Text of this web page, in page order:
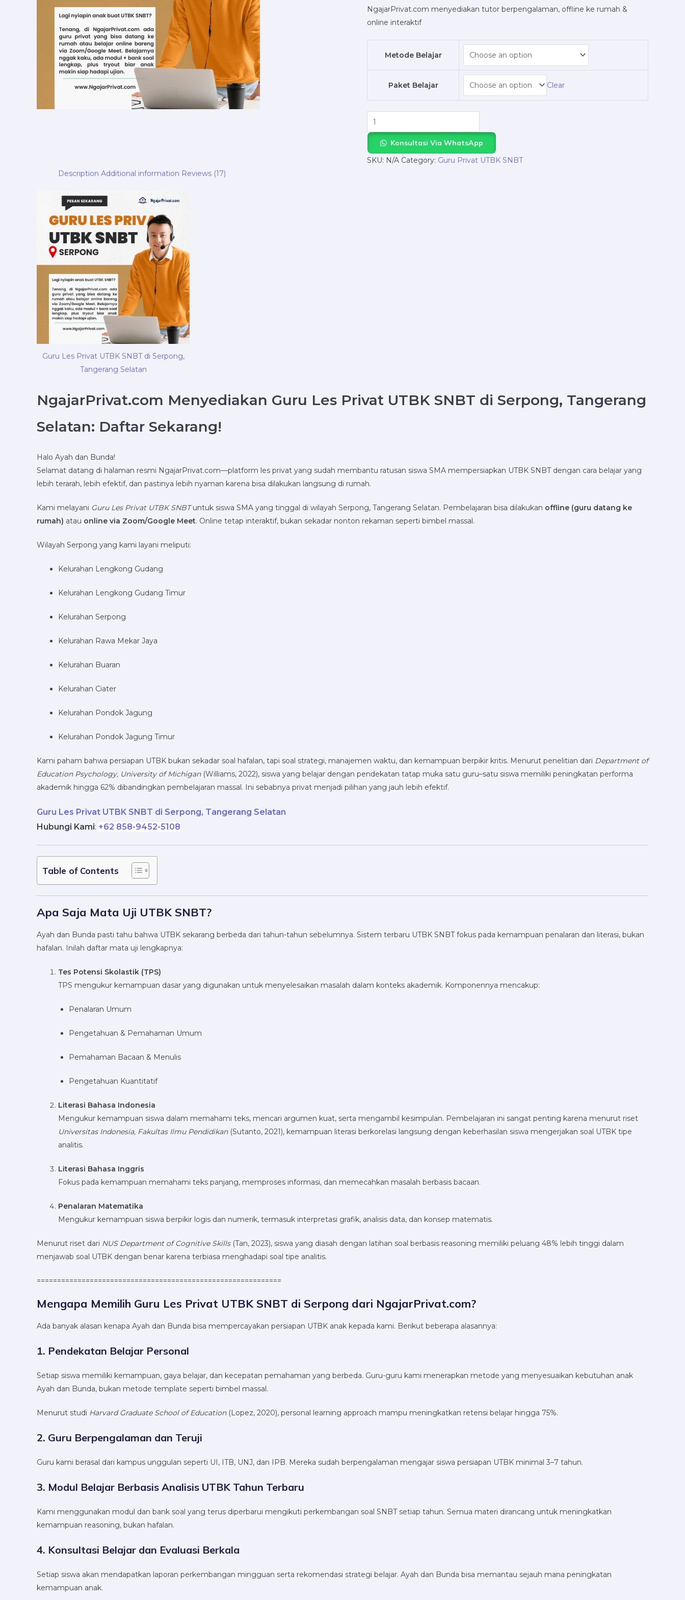
NgajarPrivat.com menyediakan tutor berpengalaman, offline ke rumah &
online interaktif
Metode Belajar
Paket Belajar Clear
Tangerang
Selatan:
Daftar
Sekarang!
Konsultasi Via WhatsApp
SKU: N/A Category: Guru Privat UTBK SNBT
Description Additional information Reviews (17)
Guru Les Privat UTBK SNBT di Serpong,
Tangerang Selatan
NgajarPrivat.com Menyediakan Guru Les Privat UTBK SNBT di Serpong, Tangerang
Selatan: Daftar Sekarang!
Halo Ayah dan Bunda!
Selamat datang di halaman resmi NgajarPrivat.com—platform les privat yang sudah membantu ratusan siswa SMA mempersiapkan UTBK SNBT dengan cara belajar yang
lebih terarah, lebih efektif, dan pastinya lebih nyaman karena bisa dilakukan langsung di rumah.
Kami melayani Guru Les Privat UTBK SNBTuntuk siswa SMA yang tinggal di wilayah Serpong, Tangerang Selatan. Pembelajaran bisa dilakukan offline (guru datang ke
rumah) atau online via Zoom/Google Meet. Online tetap interaktif, bukan sekadar nonton rekaman seperti bimbel massal.
Wilayah Serpong yang kami layani meliputi:
Kelurahan Lengkong Gudang
Kelurahan Lengkong Gudang Timur
Kelurahan Serpong
Kelurahan Rawa Mekar Jaya
Kelurahan Buaran
Kelurahan Ciater
Kelurahan Pondok Jagung
Kelurahan Pondok Jagung Timur
Kami paham bahwa persiapan UTBK bukan sekadar soal hafalan, tapi soal strategi, manajemen waktu, dan kemampuan berpikir kritis. Menurut penelitian dari Department of
Education Psychology, University of Michigan(Williams, 2022), siswa yang belajar dengan pendekatan tatap muka satu guru–satu siswa memiliki peningkatan performa
akademik hingga 62% dibandingkan pembelajaran massal. Ini sebabnya privat menjadi pilihan yang jauh lebih efektif.
Guru Les Privat UTBK SNBT di Serpong, Tangerang Selatan
Hubungi Kami: +62 858-9452-5108
Table of Contents
Apa Saja Mata Uji UTBK SNBT?
Ayah dan Bunda pasti tahu bahwa UTBK sekarang berbeda dari tahun-tahun sebelumnya. Sistem terbaru UTBK SNBT fokus pada kemampuan penalaran dan literasi, bukan
hafalan. Inilah daftar mata uji lengkapnya:
Tes Potensi Skolastik (TPS)
TPS mengukur kemampuan dasar yang digunakan untuk menyelesaikan masalah dalam konteks akademik. Komponennya mencakup:
Penalaran Umum
Pengetahuan & Pemahaman Umum
Pemahaman Bacaan & Menulis
Pengetahuan Kuantitatif
Literasi Bahasa Indonesia
Mengukur kemampuan siswa dalam memahami teks, mencari argumen kuat, serta mengambil kesimpulan. Pembelajaran ini sangat penting karena menurut riset
Universitas Indonesia, Fakultas Ilmu Pendidikan(Sutanto, 2021), kemampuan literasi berkorelasi langsung dengan keberhasilan siswa mengerjakan soal UTBK tipe
analitis.
Literasi Bahasa Inggris
Fokus pada kemampuan memahami teks panjang, memproses informasi, dan memecahkan masalah berbasis bacaan.
Penalaran Matematika
Mengukur kemampuan siswa berpikir logis dan numerik, termasuk interpretasi grafik, analisis data, dan konsep matematis.
Menurut riset dari NUS Department of Cognitive Skills(Tan, 2023), siswa yang diasah dengan latihan soal berbasis reasoning memiliki peluang 48% lebih tinggi dalam
menjawab soal UTBK dengan benar karena terbiasa menghadapi soal tipe analitis.
============================================================
Mengapa Memilih Guru Les Privat UTBK SNBT di Serpong dari NgajarPrivat.com?
Ada banyak alasan kenapa Ayah dan Bunda bisa mempercayakan persiapan UTBK anak kepada kami. Berikut beberapa alasannya:
1. Pendekatan Belajar Personal
Setiap siswa memiliki kemampuan, gaya belajar, dan kecepatan pemahaman yang berbeda. Guru-guru kami menerapkan metode yang menyesuaikan kebutuhan anak
Ayah dan Bunda, bukan metode template seperti bimbel massal.
Menurut studi Harvard Graduate School of Education(Lopez, 2020), personal learning approach mampu meningkatkan retensi belajar hingga 75%.
2. Guru Berpengalaman dan Teruji
Guru kami berasal dari kampus unggulan seperti UI, ITB, UNJ, dan IPB. Mereka sudah berpengalaman mengajar siswa persiapan UTBK minimal 3–7 tahun.
3. Modul Belajar Berbasis Analisis UTBK Tahun Terbaru
Kami menggunakan modul dan bank soal yang terus diperbarui mengikuti perkembangan soal SNBT setiap tahun. Semua materi dirancang untuk meningkatkan
kemampuan reasoning, bukan hafalan.
4. Konsultasi Belajar dan Evaluasi Berkala
Setiap siswa akan mendapatkan laporan perkembangan mingguan serta rekomendasi strategi belajar. Ayah dan Bunda bisa memantau sejauh mana peningkatan
kemampuan anak.